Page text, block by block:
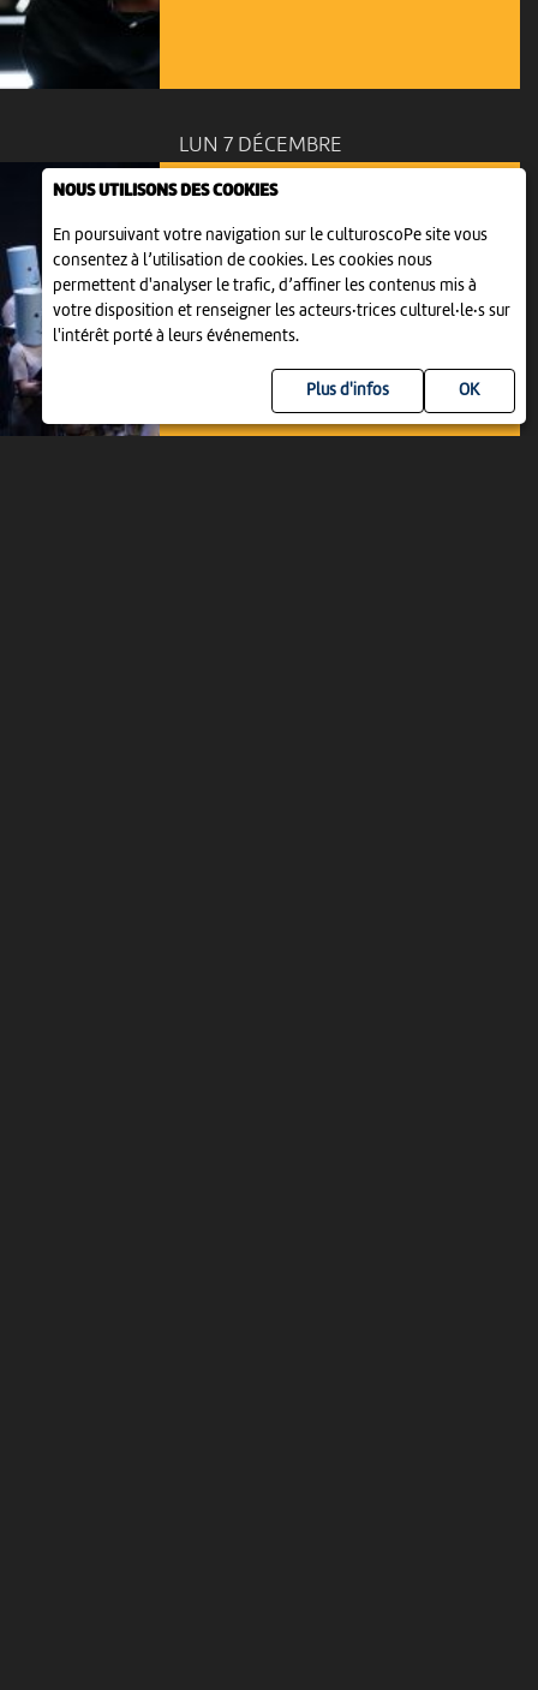
NOUS UTILISONS DES COOKIES
En poursuivant votre navigation sur le culturoscoPe site vous
consentez à l’utilisation de cookies. Les cookies nous
permettent d'analyser le trafic, d’affiner les contenus mis à
votre disposition et renseigner les acteurs·trices culturel·le·s sur
l'intérêt porté à leurs événements.
Plus d'infos
LUN 7 DÉCEMBRE
MUSIQUE
ON S’LA CHANTE ! LA CHORALE DU
LUNDI